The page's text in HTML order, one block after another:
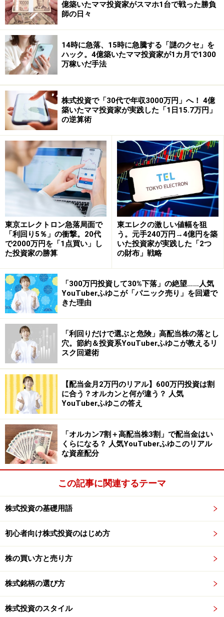
億築いたママ投資家がスマホ1台で戦った勝負
師の日々
14時に急落、15時に急騰する「謎のクセ」を
ハック。4億築いたママ投資家が1カ月で1300
万稼いだ手法
株式投資で「30代で年収3000万円」へ！ 4億
築いたママ投資家が実践した「1日15.7万円」
の逆算術
東京エレクトロン急落局面で
「利回り5％」の衝撃。20代
で2000万円を「1点買い」し
た投資家の勝算
東エレクの激しい値幅を狙
う。元手240万円→4億円を築
いた投資家が実践した「2つ
の財布」戦略
「300万円投資して30%下落」の絶望……人気
YouTuberふゆこが「パニック売り」を回避で
きた理由
「利回りだけで選ぶと危険」高配当株の落とし
穴。節約＆投資系YouTuberふゆこが教えるリ
スク回避術
【配当金月2万円のリアル】600万円投資は割
に合う？オルカンと何が違う？ 人気
YouTuberふゆこの答え
「オルカン7割＋高配当株3割」で配当金はい
くらになる？ 人気YouTuberふゆこのリアル
な資産配分
この記事に関連するテーマ
株式投資の基礎用語
初心者向け株式投資のはじめ方
株の買い方と売り方
株式銘柄の選び方
株式投資のスタイル